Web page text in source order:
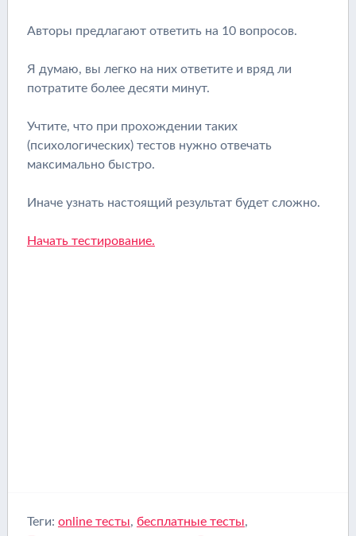
Авторы предлагают ответить на 10 вопросов.
Я думаю, вы легко на них ответите и вряд ли
потратите более десяти минут.
Учтите, что при прохождении таких
(психологических) тестов нужно отвечать
максимально быстро.
Иначе узнать настоящий результат будет сложно.
Начать тестирование.
Теги: online тесты, бесплатные тесты,